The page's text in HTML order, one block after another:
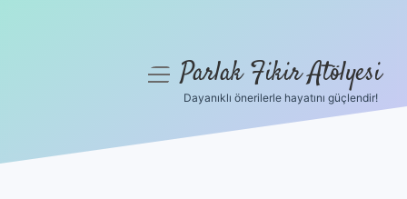
menüyüParlak Fikir Atölyesi
Dayanıklı önerilerle hayatını güçlendir!